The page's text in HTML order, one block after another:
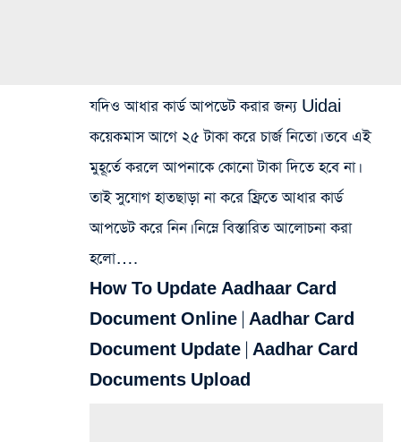
যদিও আধার কার্ড আপডেট করার জন্য Uidai
কয়েকমাস আগে ২৫ টাকা করে চার্জ নিতো। তবে এই
মুহূর্তে করলে আপনাকে কোনো টাকা দিতে হবে না।
তাই সুযোগ হাতছাড়া না করে ফ্রিতে আধার কার্ড
আপডেট করে নিন। নিম্নে বিস্তারিত আলোচনা করা
হলো….
How To Update Aadhaar Card
Document Online | Aadhar Card
Document Update | Aadhar Card
Documents Upload